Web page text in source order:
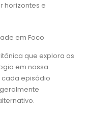
horizontes e
em Foco
que explora as
em nossa
cada episódio